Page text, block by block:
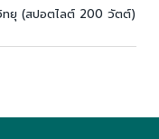
วิทยุ (สปอตไลต์ 200 วัตต์)